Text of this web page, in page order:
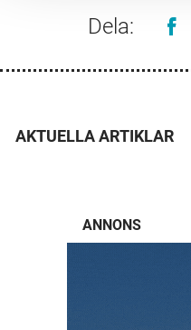
Dela:
AKTUELLA ARTIKLAR
ANNONS